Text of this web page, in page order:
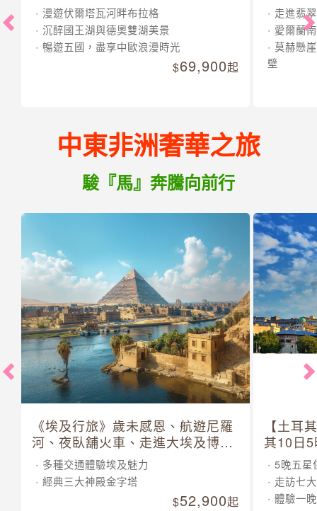
漫遊伏爾塔瓦河畔布拉格
沉醉國王湖與德奧雙湖美景
暢遊五國，盡享中歐浪漫時光
69,900起
走進翡
愛爾蘭
莫赫懸
壁
中東非洲奢華之旅
駿『馬』奔騰向前行
《埃及行旅》歲未感恩、航遊尼羅
河、夜臥舖火車、走進大埃及博物
館 10 日
多種交通體驗埃及魅力
經典三大神殿金字塔
52,900起
【土耳
其10日
5晚五星
走訪七
體驗一